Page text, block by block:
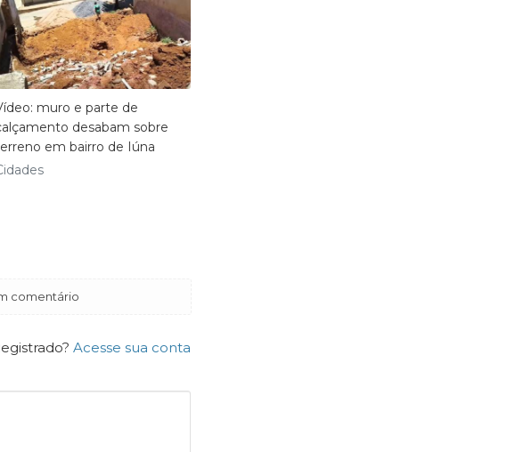
muro e parte de
desabam sobre
em bairro de Iúna
comentário
Acesse sua conta